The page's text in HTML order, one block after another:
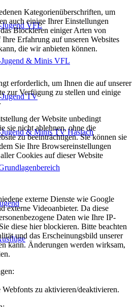
Jugend VFL
& Minis VFL
TV
& Minis TV Haslach
Kategorienüberschriften, um
auch einige Ihrer Einstellungen
Blockieren einiger Arten von
Erfahrung auf unseren Websites
die wir anbieten können.
erforderlich, um Ihnen die auf unserer
zur Verfügung zu stellen und einige
der Website unbedingt
sie nicht ablehnen, ohne die
zu beeinträchtigen. Sie können sie
Sie Ihre Browsereinstellungen
Cookies auf dieser Website
externe Dienste wie Google
externe Videoanbieter. Da diese
Daten wie Ihre IP-
diese hier blockieren. Bitte beachten
und das Erscheinungsbild unserer
kann. Änderungen werden wirksam,
zu aktivieren/deaktivieren.